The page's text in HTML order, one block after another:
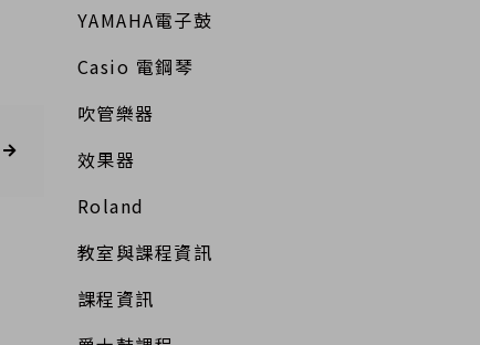
YAMAHA電子鼓
Casio 電鋼琴
吹管樂器
效果器
Roland
教室與課程資訊
課程資訊